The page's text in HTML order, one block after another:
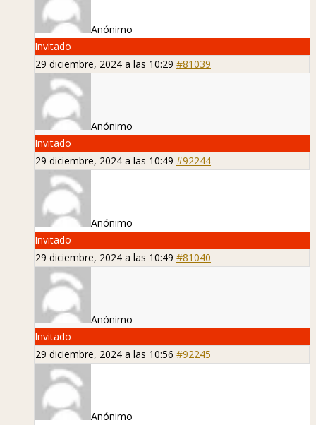
Anónimo
Invitado
29 diciembre, 2024 a las 10:29 #81039
Anónimo
Invitado
29 diciembre, 2024 a las 10:49 #92244
Anónimo
Invitado
29 diciembre, 2024 a las 10:49 #81040
Anónimo
Invitado
29 diciembre, 2024 a las 10:56 #92245
Anónimo